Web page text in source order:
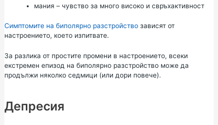
мания – чувство за много високо и свръхактивност
Симптомите на биполярно разстройствозависят от
настроението, което изпитвате.
За разлика от простите промени в настроението, всеки
екстремен епизод на биполярно разстройство може да
продължи няколко седмици (или дори повече).
Депресия